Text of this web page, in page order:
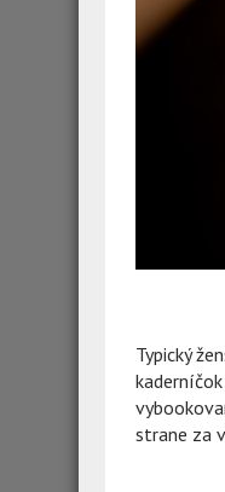
Typický
strane za